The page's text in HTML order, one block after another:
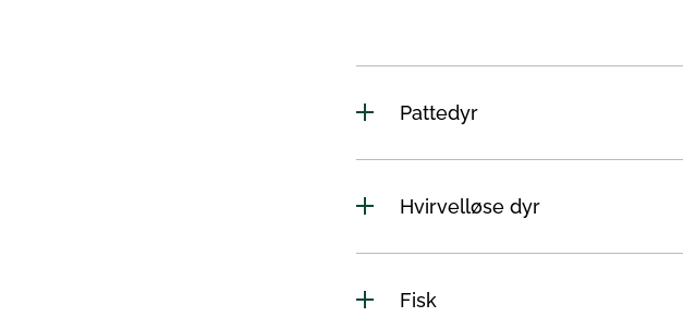
Pattedyr
Hvirvelløse dyr
Fisk